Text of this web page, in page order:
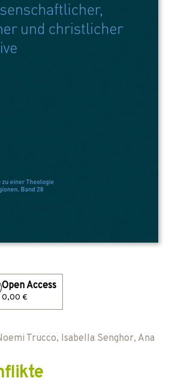
Open Access
0,00 €
Trucco, Isabella Senghor, Ana